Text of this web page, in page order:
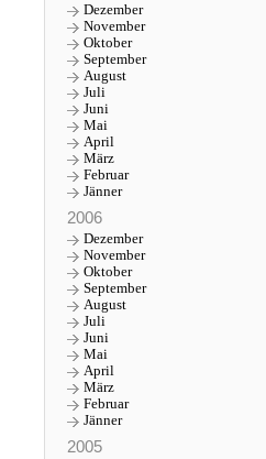
Dezember
November
Oktober
September
August
Juli
Juni
Mai
April
März
Februar
Jänner
2006
Dezember
November
Oktober
September
August
Juli
Juni
Mai
April
März
Februar
Jänner
2005